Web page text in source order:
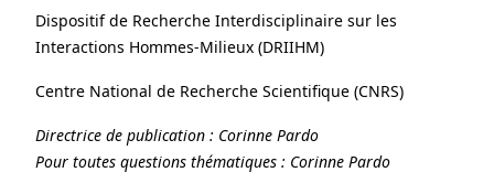
Dispositif de Recherche Interdisciplinaire sur les
Interactions Hommes-Milieux (DRIIHM)
Centre National de Recherche Scientifique (CNRS)
Directrice de publication : Corinne Pardo
Pour toutes questions thématiques : Corinne Pardo